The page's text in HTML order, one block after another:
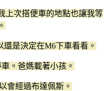
上次搭便車的地點也讓我等
是決定在M6下車看看。
。爸媽載著小孩。
會經過布達佩斯。